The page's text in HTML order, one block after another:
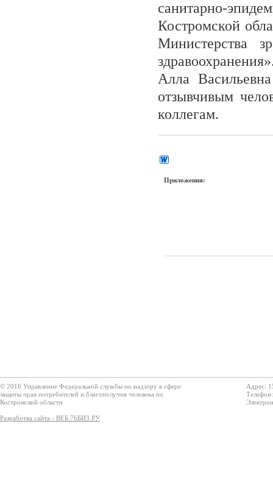
санитарно-
Костромской
Министерства
Алла
отзывчивым
коллегам.
Приложения:
© 2016 Управление Федеральной службы по надзору в сфере
защиты прав потребителей и благополучия человека по
Костромской области
Разработка сайта - ВЕБ.76БИЗ.РУ
Адрес: